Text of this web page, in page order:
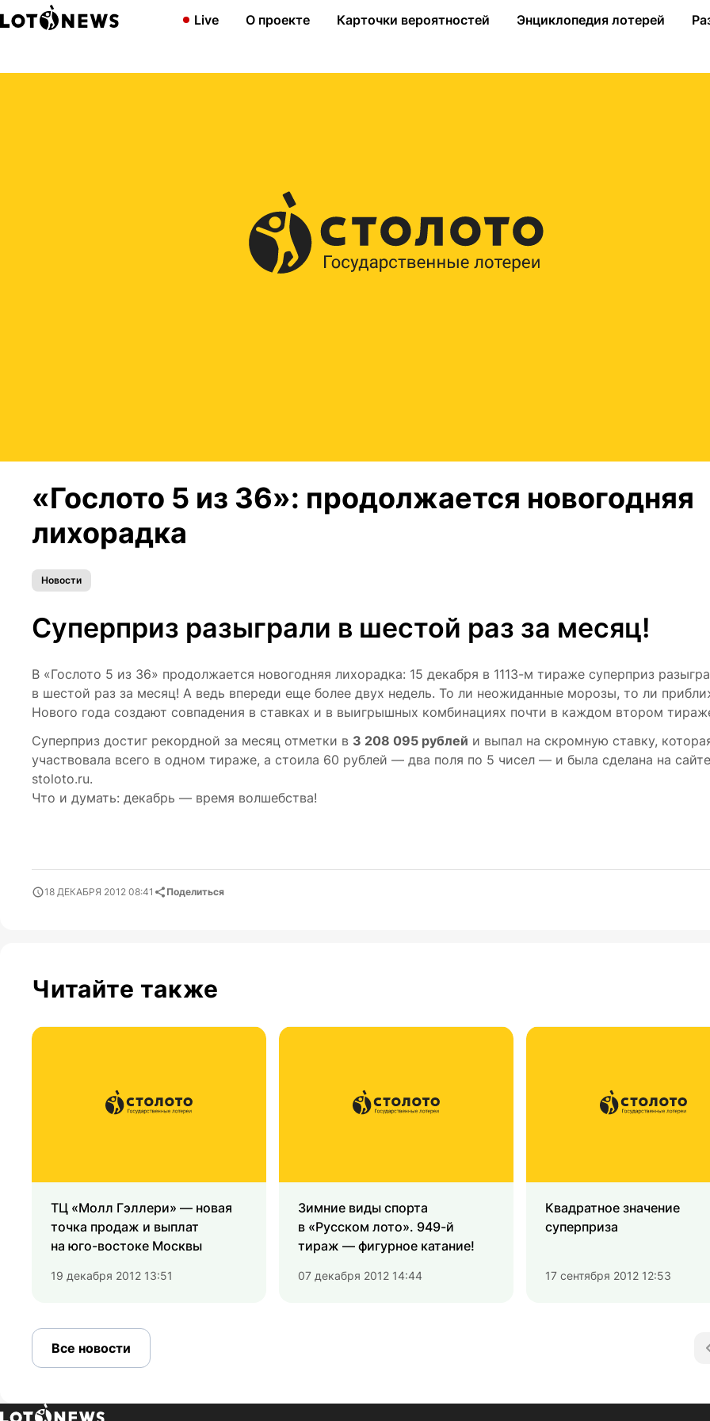
Live О проекте Карточки вероятностей Энциклопедия лотерей
«Гослото 5 из 36»: продолжается новогодняя
лихорадка
Новости
Суперприз разыграли в шестой раз за месяц!
В «Гослото 5 из 36» продолжается новогодняя лихорадка: 15 декабря в 1113-м тираже суперприз
в шестой раз за месяц! А ведь впереди еще более двух недель. То ли неожиданные морозы, то ли
Нового года создают совпадения в ставках и в выигрышных комбинациях почти в каждом втором
Суперприз достиг рекордной за месяц отметки в 3 208 095 рублей и выпал на скромную ставку,
участвовала всего в одном тираже, а стоила 60 рублей ― два поля по 5 чисел ― и была сделана на сайте
stoloto.ru.
Что и думать: декабрь ― время волшебства!
18 ДЕКАБРЯ 2012 08:41 Поделиться
Читайте также
ТЦ «Молл Гэллери» — новая
точка продаж и выплат
на юго-востоке Москвы
19 декабря 2012 13:51
Зимние виды спорта
в «Русском лото». 949-й
тираж — фигурное катание!
07 декабря 2012 14:44
Квадратное значение
суперприза
17 сентября 2012 12:53
Все новости